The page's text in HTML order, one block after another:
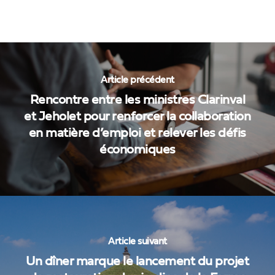
Article précédent
Rencontre entre les ministres Clarinval
et Jeholet pour renforcer la collaboration
en matière d’emploi et relever les défis
économiques
Article suivant
Un dîner marque le lancement du projet